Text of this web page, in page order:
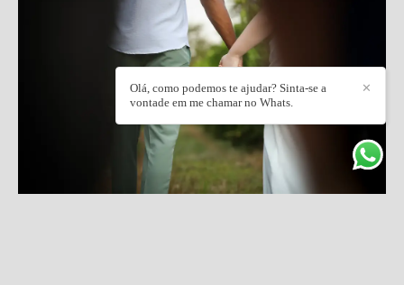
✕
Olá, como podemos te ajudar? Sinta-se a
vontade em me chamar no Whats.